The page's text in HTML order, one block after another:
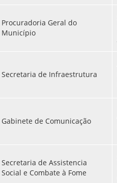
Procuradoria Geral do
Município
Secretaria de Infraestrutura
Gabinete de Comunicação
Secretaria de Assistencia
Social e Combate à Fome